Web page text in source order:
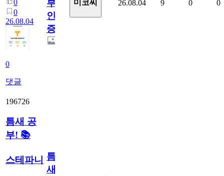
0
0
26.08.04
0
댓글
부
인
증
미코씨 26.08.04 9 0 0
196726
틈새 공
부! 📚
스테파니 틈
새